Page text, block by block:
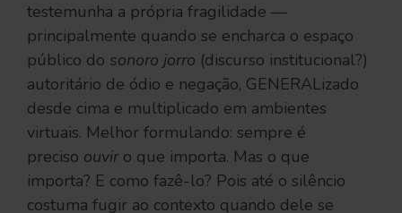
testemunha a própria fragilidade —
principalmente quando se encharca o espaço
público do sonoro jorro (discurso institucional?)
autoritário de ódio e negação, GENERALizado
desde cima e multiplicado em ambientes
virtuais. Melhor formulando: sempre é
preciso ouviro que importa. Mas o que
importa? E como fazê-lo? Pois até o silêncio
costuma fugir ao contexto quando dele se